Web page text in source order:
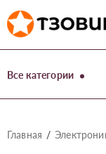
Все категории
Главная